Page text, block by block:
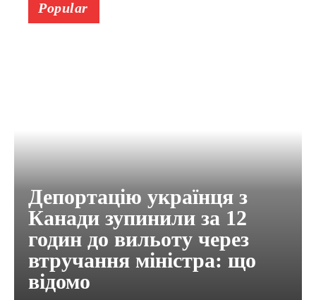
Popular
Депортацію українця з
Канади зупинили за 12
годин до вильоту через
втручання міністра: що
відомо